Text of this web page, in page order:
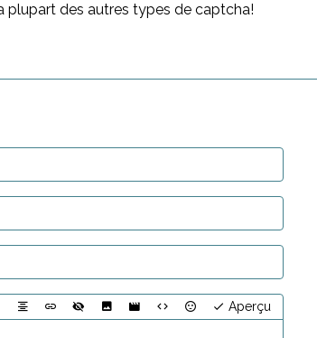
plupart des autres types de captcha!
Aperçu